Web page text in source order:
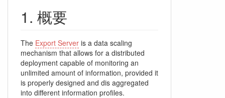
概要
The Export Server is a data scaling
mechanism that allows for a distributed
deployment capable of monitoring an
unlimited amount of information, provided it
is properly designed and dis aggregated
into different information profiles.